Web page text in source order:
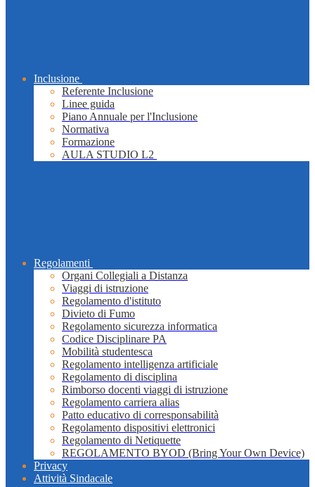
Inclusione
Referente Inclusione
Linee guida
Piano Annuale per l'Inclusione
Normativa
Formazione
AULA STUDIO L2
Regolamenti
Organi Collegiali a Distanza
Viaggi di istruzione
Regolamento d'istituto
Divieto di Fumo
Regolamento sicurezza informatica
Codice Disciplinare PA
Mobilità studentesca
Regolamento intelligenza artificiale
Regolamento di disciplina
Rimborso docenti viaggi di istruzione
Regolamento carriera alias
Patto educativo di corresponsabilità
Regolamento dispositivi elettronici
Regolamento di Netiquette
REGOLAMENTO BYOD (Bring Your Own Device)
Privacy
Attività Sindacale